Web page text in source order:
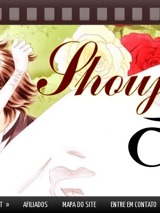
» AFILIADOS MAPA DO SITE ENTRE EM CONTATO